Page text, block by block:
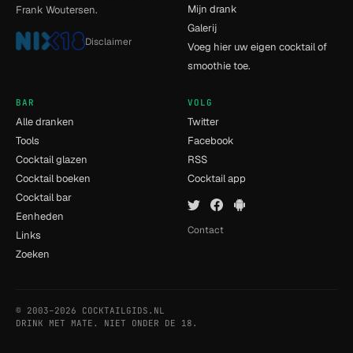
Frank Woutersen.
Disclaimer
Mijn drank
Galerij
Voeg hier uw eigen cocktail of
smoothie toe.
BAR
Alle dranken
Tools
Cocktail glazen
Cocktail boeken
Cocktail bar
Eenheden
Links
Zoeken
VOLG
Twitter
Facebook
RSS
Cocktail app
Contact
© 2003–2026 COCKTAILGIDS.NL
DRINK MET MATE. NIET ONDER DE 18.